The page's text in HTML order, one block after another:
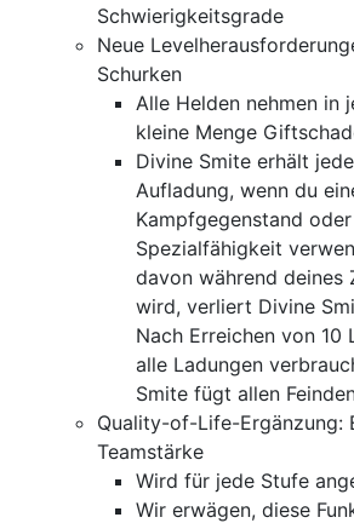
Schwierigkeitsgrade
Neue
Schurken
Alle Helden nehmen in
kleine Menge
Divine Smite erhält
Aufladung, wenn du
Kampfgegenstand
Spezialfähigkeit
davon während deines
wird, verliert Divine
Nach Erreichen von 10
alle Ladungen
Smite fügt allen
Quality-of-Life-Ergänzung:
Teamstärke
Wird für jede Stufe
Wir erwägen, diese